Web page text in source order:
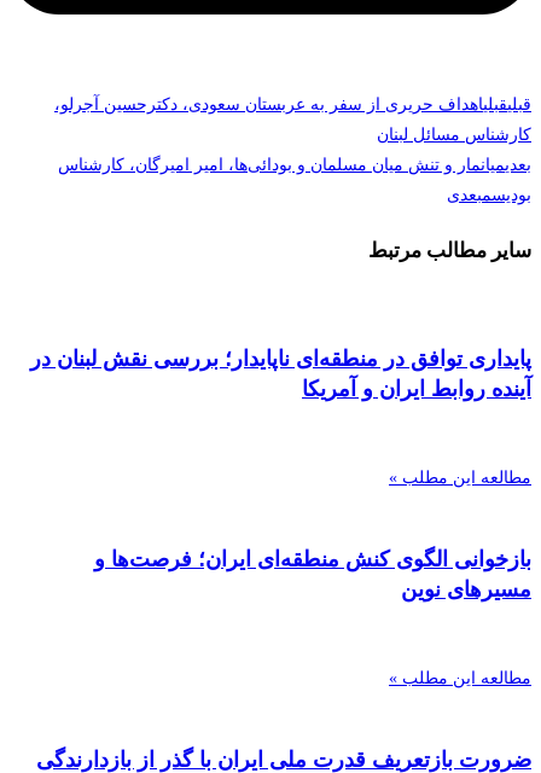
قبلیقبلیاهداف حریری از سفر به عربستان سعودی، دکترحسین آجرلو،
کارشناس مسائل لبنان
بعدیمیانمار و تنش میان مسلمان و بودائی‌ها، امیر امیرگان، کارشناس
بودیسمبعدی
سایر مطالب مرتبط
پایداری توافق در منطقه‌ای ناپایدار؛ بررسی نقش لبنان در
آینده روابط ایران و آمریکا
مطالعه این مطلب »
بازخوانی الگوی کنش منطقه‌ای ایران؛ فرصت‌ها و
مسیرهای نوین
مطالعه این مطلب »
ضرورت بازتعریف قدرت ملی ایران با گذر از بازدارندگی